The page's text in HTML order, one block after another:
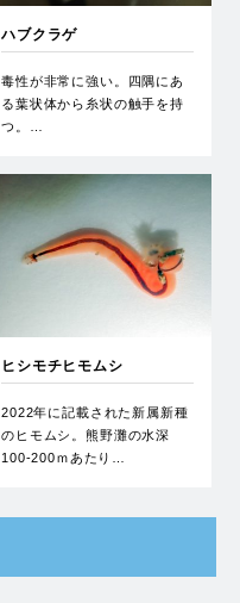
ハブクラゲ
毒性が非常に強い。四隅にあ
る葉状体から糸状の触手を持
つ。…
ヒシモチヒモムシ
2022年に記載された新属新種
のヒモムシ。熊野灘の水深
100-200ｍあたり…